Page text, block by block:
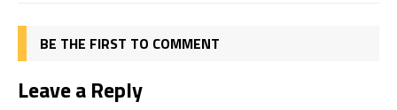
BE THE FIRST TO COMMENT
Leave a Reply